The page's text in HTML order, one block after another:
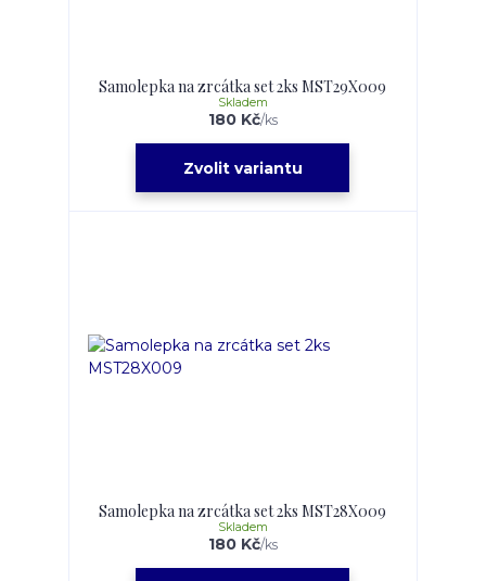
Samolepka na zrcátka set 2ks MST29X009
180 Kč/ks
Skladem
Zvolit variantu
Samolepka na zrcátka set 2ks MST28X009
180 Kč/ks
Skladem